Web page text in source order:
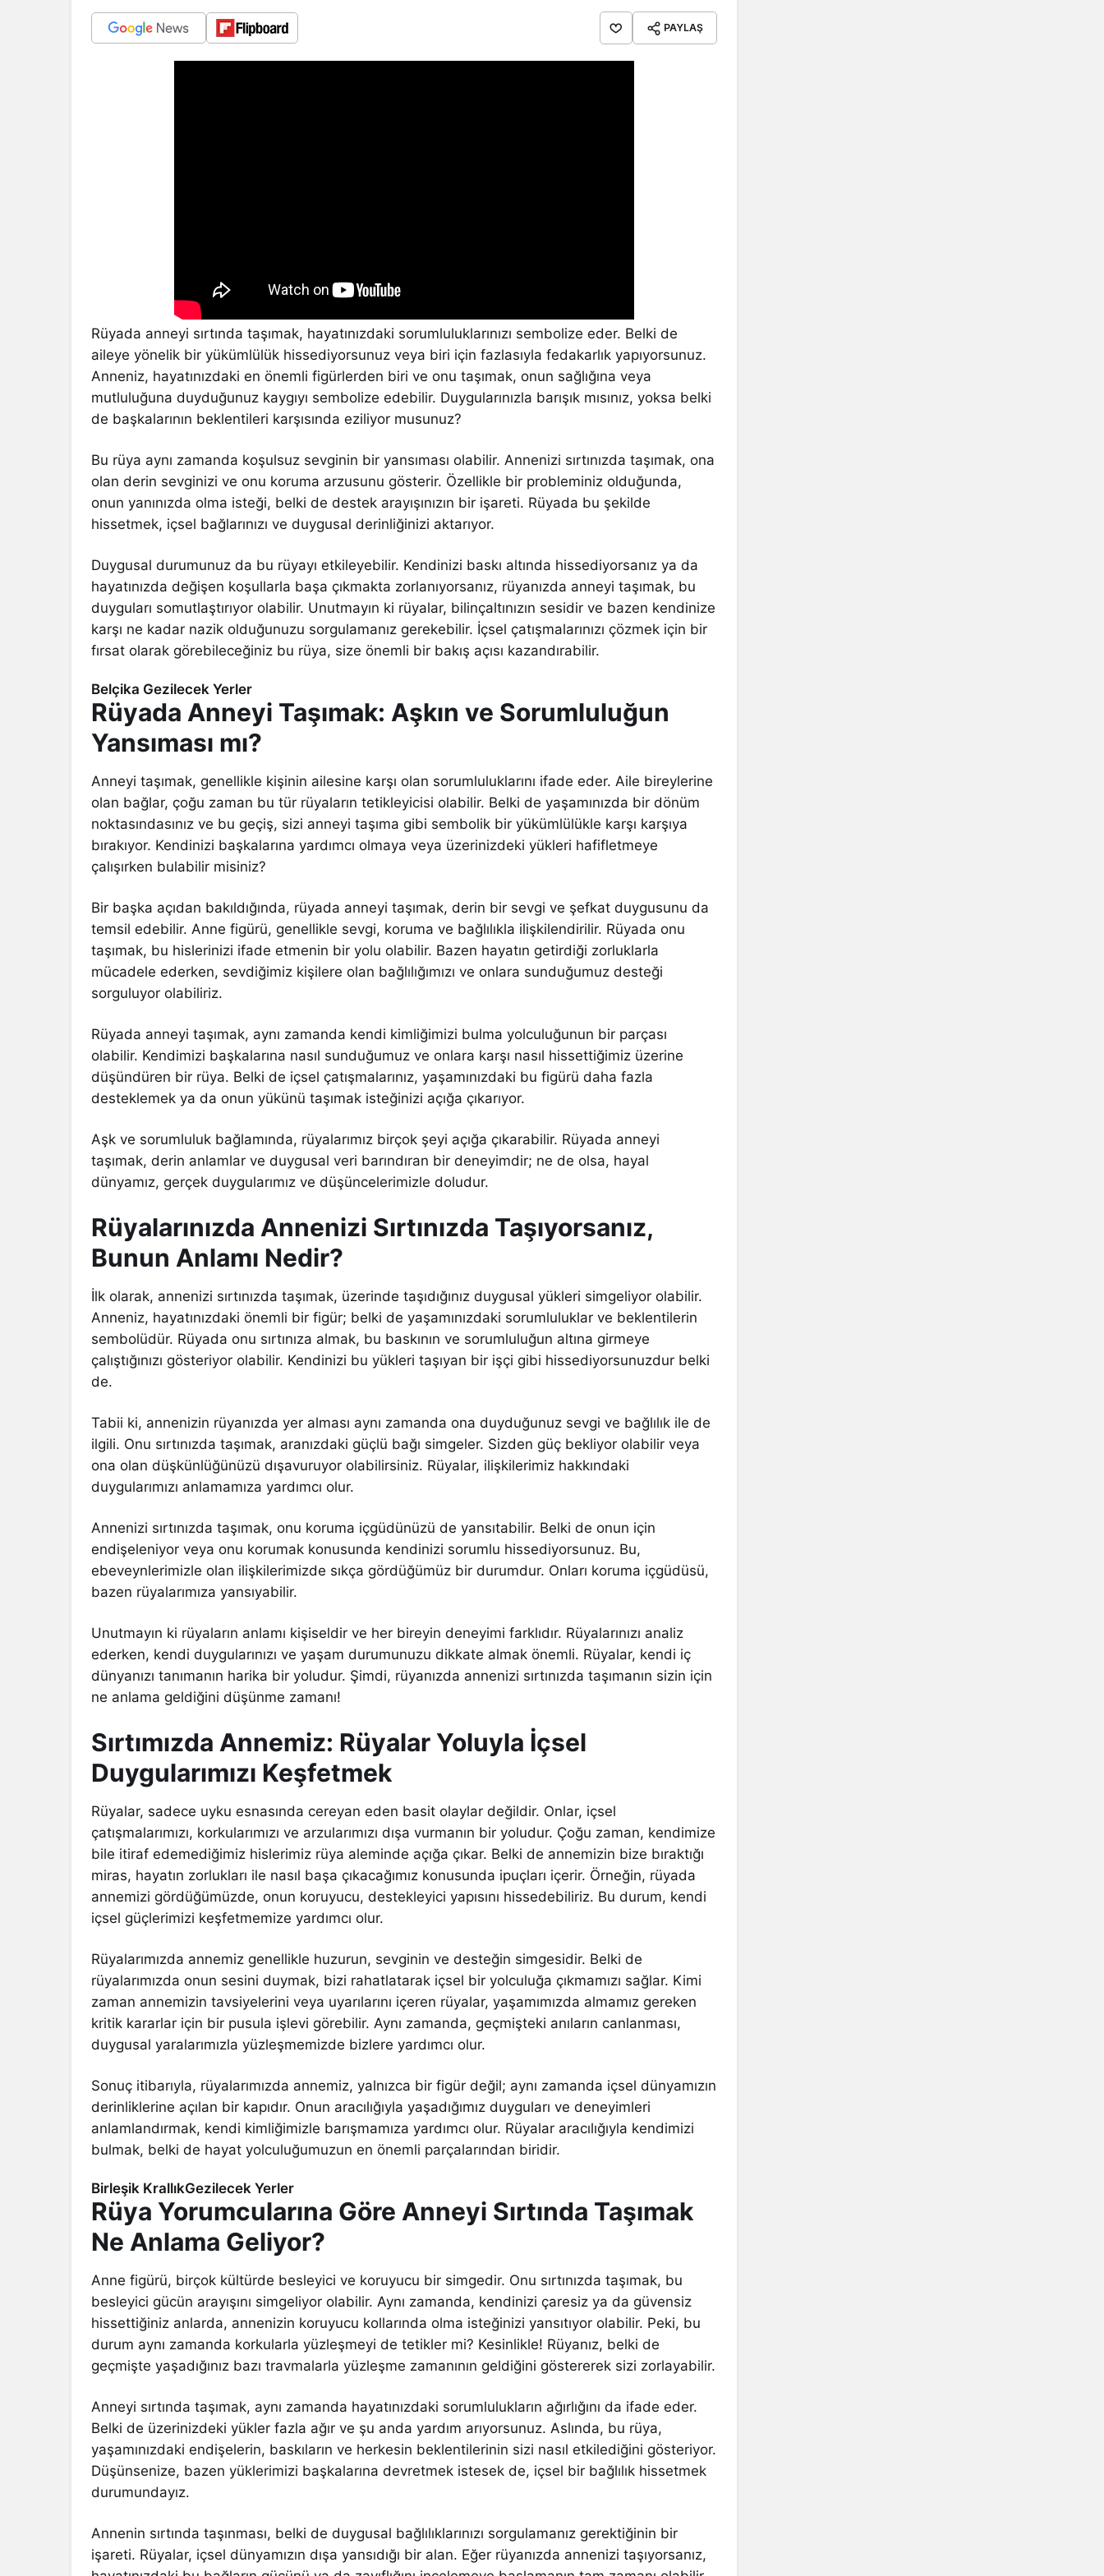
PAYLAŞ
Rüyada anneyi sırtında taşımak, hayatınızdaki sorumluluklarınızı sembolize eder. Belki de
aileye yönelik bir yükümlülük hissediyorsunuz veya biri için fazlasıyla fedakarlık yapıyorsunuz.
Anneniz, hayatınızdaki en önemli figürlerden biri ve onu taşımak, onun sağlığına veya
mutluluğuna duyduğunuz kaygıyı sembolize edebilir. Duygularınızla barışık mısınız, yoksa belki
de başkalarının beklentileri karşısında eziliyor musunuz?
Bu rüya aynı zamanda koşulsuz sevginin bir yansıması olabilir. Annenizi sırtınızda taşımak, ona
olan derin sevginizi ve onu koruma arzusunu gösterir. Özellikle bir probleminiz olduğunda,
onun yanınızda olma isteği, belki de destek arayışınızın bir işareti. Rüyada bu şekilde
hissetmek, içsel bağlarınızı ve duygusal derinliğinizi aktarıyor.
Duygusal durumunuz da bu rüyayı etkileyebilir. Kendinizi baskı altında hissediyorsanız ya da
hayatınızda değişen koşullarla başa çıkmakta zorlanıyorsanız, rüyanızda anneyi taşımak, bu
duyguları somutlaştırıyor olabilir. Unutmayın ki rüyalar, bilinçaltınızın sesidir ve bazen kendinize
karşı ne kadar nazik olduğunuzu sorgulamanız gerekebilir. İçsel çatışmalarınızı çözmek için bir
fırsat olarak görebileceğiniz bu rüya, size önemli bir bakış açısı kazandırabilir.
Belçika Gezilecek Yerler
Rüyada Anneyi Taşımak: Aşkın ve Sorumluluğun
Yansıması mı?
Anneyi taşımak, genellikle kişinin ailesine karşı olan sorumluluklarını ifade eder. Aile bireylerine
olan bağlar, çoğu zaman bu tür rüyaların tetikleyicisi olabilir. Belki de yaşamınızda bir dönüm
noktasındasınız ve bu geçiş, sizi anneyi taşıma gibi sembolik bir yükümlülükle karşı karşıya
bırakıyor. Kendinizi başkalarına yardımcı olmaya veya üzerinizdeki yükleri hafifletmeye
çalışırken bulabilir misiniz?
Bir başka açıdan bakıldığında, rüyada anneyi taşımak, derin bir sevgi ve şefkat duygusunu da
temsil edebilir. Anne figürü, genellikle sevgi, koruma ve bağlılıkla ilişkilendirilir. Rüyada onu
taşımak, bu hislerinizi ifade etmenin bir yolu olabilir. Bazen hayatın getirdiği zorluklarla
mücadele ederken, sevdiğimiz kişilere olan bağlılığımızı ve onlara sunduğumuz desteği
sorguluyor olabiliriz.
Rüyada anneyi taşımak, aynı zamanda kendi kimliğimizi bulma yolculuğunun bir parçası
olabilir. Kendimizi başkalarına nasıl sunduğumuz ve onlara karşı nasıl hissettiğimiz üzerine
düşündüren bir rüya. Belki de içsel çatışmalarınız, yaşamınızdaki bu figürü daha fazla
desteklemek ya da onun yükünü taşımak isteğinizi açığa çıkarıyor.
Aşk ve sorumluluk bağlamında, rüyalarımız birçok şeyi açığa çıkarabilir. Rüyada anneyi
taşımak, derin anlamlar ve duygusal veri barındıran bir deneyimdir; ne de olsa, hayal
dünyamız, gerçek duygularımız ve düşüncelerimizle doludur.
Rüyalarınızda Annenizi Sırtınızda Taşıyorsanız,
Bunun Anlamı Nedir?
İlk olarak, annenizi sırtınızda taşımak, üzerinde taşıdığınız duygusal yükleri simgeliyor olabilir.
Anneniz, hayatınızdaki önemli bir figür; belki de yaşamınızdaki sorumluluklar ve beklentilerin
sembolüdür. Rüyada onu sırtınıza almak, bu baskının ve sorumluluğun altına girmeye
çalıştığınızı gösteriyor olabilir. Kendinizi bu yükleri taşıyan bir işçi gibi hissediyorsunuzdur belki
de.
Tabii ki, annenizin rüyanızda yer alması aynı zamanda ona duyduğunuz sevgi ve bağlılık ile de
ilgili. Onu sırtınızda taşımak, aranızdaki güçlü bağı simgeler. Sizden güç bekliyor olabilir veya
ona olan düşkünlüğünüzü dışavuruyor olabilirsiniz. Rüyalar, ilişkilerimiz hakkındaki
duygularımızı anlamamıza yardımcı olur.
Annenizi sırtınızda taşımak, onu koruma içgüdünüzü de yansıtabilir. Belki de onun için
endişeleniyor veya onu korumak konusunda kendinizi sorumlu hissediyorsunuz. Bu,
ebeveynlerimizle olan ilişkilerimizde sıkça gördüğümüz bir durumdur. Onları koruma içgüdüsü,
bazen rüyalarımıza yansıyabilir.
Unutmayın ki rüyaların anlamı kişiseldir ve her bireyin deneyimi farklıdır. Rüyalarınızı analiz
ederken, kendi duygularınızı ve yaşam durumunuzu dikkate almak önemli. Rüyalar, kendi iç
dünyanızı tanımanın harika bir yoludur. Şimdi, rüyanızda annenizi sırtınızda taşımanın sizin için
ne anlama geldiğini düşünme zamanı!
Sırtımızda Annemiz: Rüyalar Yoluyla İçsel
Duygularımızı Keşfetmek
Rüyalar, sadece uyku esnasında cereyan eden basit olaylar değildir. Onlar, içsel
çatışmalarımızı, korkularımızı ve arzularımızı dışa vurmanın bir yoludur. Çoğu zaman, kendimize
bile itiraf edemediğimiz hislerimiz rüya aleminde açığa çıkar. Belki de annemizin bize bıraktığı
miras, hayatın zorlukları ile nasıl başa çıkacağımız konusunda ipuçları içerir. Örneğin, rüyada
annemizi gördüğümüzde, onun koruyucu, destekleyici yapısını hissedebiliriz. Bu durum, kendi
içsel güçlerimizi keşfetmemize yardımcı olur.
Rüyalarımızda annemiz genellikle huzurun, sevginin ve desteğin simgesidir. Belki de
rüyalarımızda onun sesini duymak, bizi rahatlatarak içsel bir yolculuğa çıkmamızı sağlar. Kimi
zaman annemizin tavsiyelerini veya uyarılarını içeren rüyalar, yaşamımızda almamız gereken
kritik kararlar için bir pusula işlevi görebilir. Aynı zamanda, geçmişteki anıların canlanması,
duygusal yaralarımızla yüzleşmemizde bizlere yardımcı olur.
Sonuç itibarıyla, rüyalarımızda annemiz, yalnızca bir figür değil; aynı zamanda içsel dünyamızın
derinliklerine açılan bir kapıdır. Onun aracılığıyla yaşadığımız duyguları ve deneyimleri
anlamlandırmak, kendi kimliğimizle barışmamıza yardımcı olur. Rüyalar aracılığıyla kendimizi
bulmak, belki de hayat yolculuğumuzun en önemli parçalarından biridir.
Birleşik KrallıkGezilecek Yerler
Rüya Yorumcularına Göre Anneyi Sırtında Taşımak
Ne Anlama Geliyor?
Anne figürü, birçok kültürde besleyici ve koruyucu bir simgedir. Onu sırtınızda taşımak, bu
besleyici gücün arayışını simgeliyor olabilir. Aynı zamanda, kendinizi çaresiz ya da güvensiz
hissettiğiniz anlarda, annenizin koruyucu kollarında olma isteğinizi yansıtıyor olabilir. Peki, bu
durum aynı zamanda korkularla yüzleşmeyi de tetikler mi? Kesinlikle! Rüyanız, belki de
geçmişte yaşadığınız bazı travmalarla yüzleşme zamanının geldiğini göstererek sizi zorlayabilir.
Anneyi sırtında taşımak, aynı zamanda hayatınızdaki sorumlulukların ağırlığını da ifade eder.
Belki de üzerinizdeki yükler fazla ağır ve şu anda yardım arıyorsunuz. Aslında, bu rüya,
yaşamınızdaki endişelerin, baskıların ve herkesin beklentilerinin sizi nasıl etkilediğini gösteriyor.
Düşünsenize, bazen yüklerimizi başkalarına devretmek istesek de, içsel bir bağlılık hissetmek
durumundayız.
Annenin sırtında taşınması, belki de duygusal bağlılıklarınızı sorgulamanız gerektiğinin bir
işareti. Rüyalar, içsel dünyamızın dışa yansıdığı bir alan. Eğer rüyanızda annenizi taşıyorsanız,